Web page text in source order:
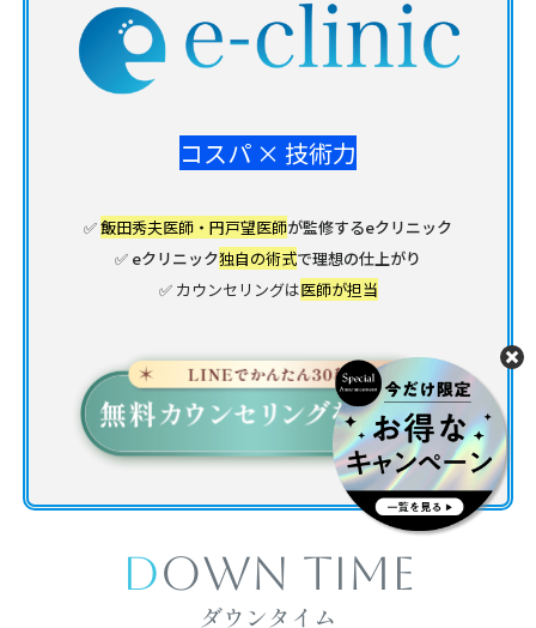
コスパ × 技術力
✅飯田秀夫医師・円戸望医師が監修するeクリニック
✅ eクリニック独自の術式で理想の仕上がり
✅ カウンセリングは医師が担当
DOWN TIME
ダウンタイム